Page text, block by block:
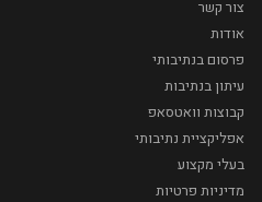
צור קשר
אודות
פרסום בנתיבותי
עיתון בנתיבות
קבוצות וואטסאפ
אפליקציית נתיבותי
בעלי מקצוע
מדיניות פרטיות